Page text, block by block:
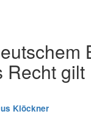
Recht gilt
Klöckner